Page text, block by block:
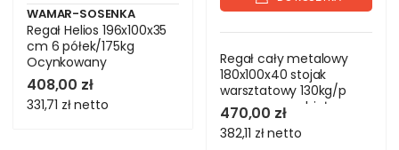
WAMAR-SOSENKA
Regał Helios 196x100x35
cm 6 półek/175kg
Ocynkowany
408,00 zł
331,71 złnetto
Regał cały metalowy
180x100x40 stojak
warsztatowy 130kg/p
magazynowy biały
470,00 zł
382,11 złnetto